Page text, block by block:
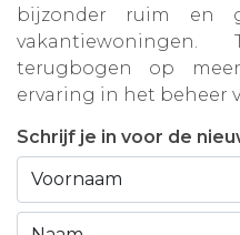
bijzonder ruim en
terugbogen op
ervaring in het beheer
Schrijf je in voor de